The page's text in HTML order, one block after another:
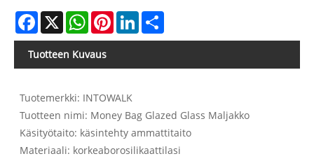
Facebook
X WhatsAppPinterestLinkedIn
Tuotteen Kuvaus
Tuotemerkki: INTOWALK
Tuotteen nimi: Money Bag Glazed Glass Maljakko
Käsityötaito: käsintehty ammattitaito
Materiaali: korkeaborosilikaattilasi